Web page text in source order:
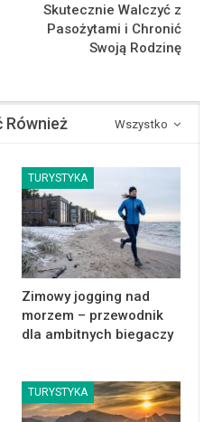
Skutecznie Walczyć z
Pasożytami i Chronić
Swoją Rodzinę
Wszystko
Również
TURYSTYKA
Zimowy jogging nad
morzem – przewodnik
dla ambitnych biegaczy
TURYSTYKA